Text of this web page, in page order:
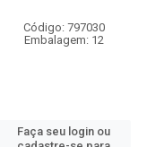
Código: 797030
Embalagem: 12
Faça seu login ou